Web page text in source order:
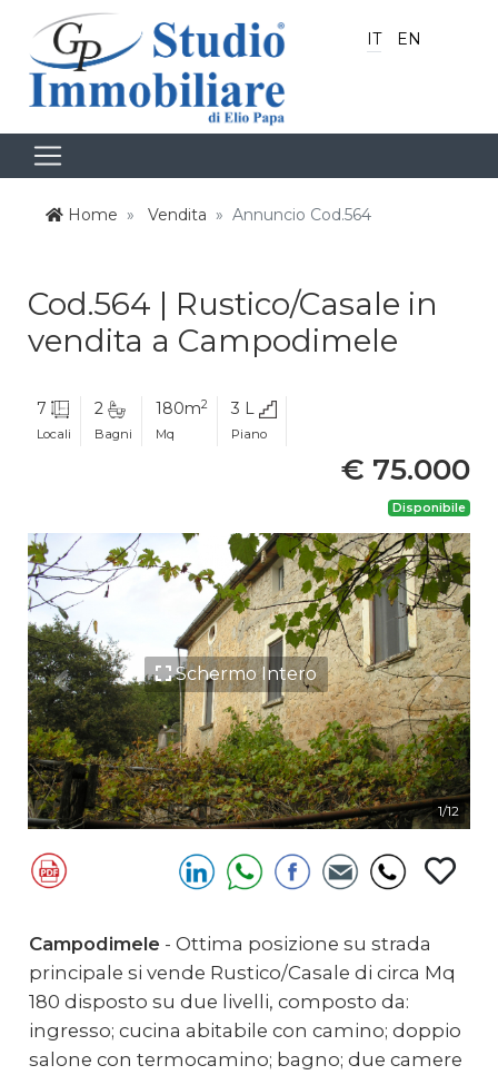
IT EN
Home Vendita Annuncio Cod.564
Cod.564 | Rustico/Casale in
vendita a Campodimele
7
Locali
2
Bagni
180m2
Mq
3 L
Piano
€ 75.000
Disponibile
Schermo Intero
1/12
Previous Next
Campodimele - Ottima posizione su strada
principale si vende Rustico/Casale di circa Mq
180 disposto su due livelli, composto da:
ingresso; cucina abitabile con camino; doppio
salone con termocamino; bagno; due camere